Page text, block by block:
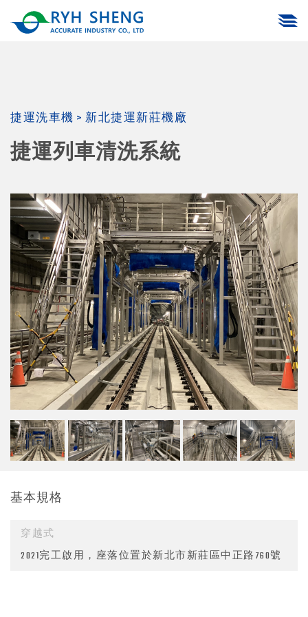
捷運洗車機 > 新北捷運新莊機廠
捷運列車清洗系統
基本規格
穿越式
2021完工啟用，座落位置於新北市新莊區中正路760號